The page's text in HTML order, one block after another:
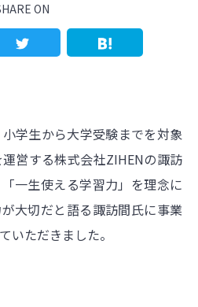
ON
学生から大学受験までを対象
営する株式会社ZIHENの諏訪
一生使える学習力」を理念に
大切だと語る諏訪間氏に事業
いただきました。